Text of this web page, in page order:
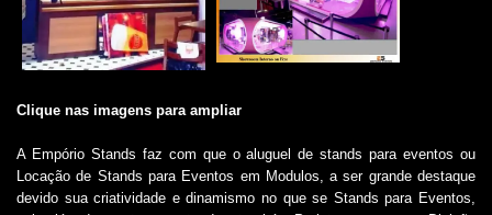
Clique nas imagens para ampliar
A Empório Stands faz com que oaluguel de stands para eventos ou
Locação de Stands para Eventos em Modulos, a ser grande destaque
devido sua criatividade e dinamismo no que se Stands para Eventos,